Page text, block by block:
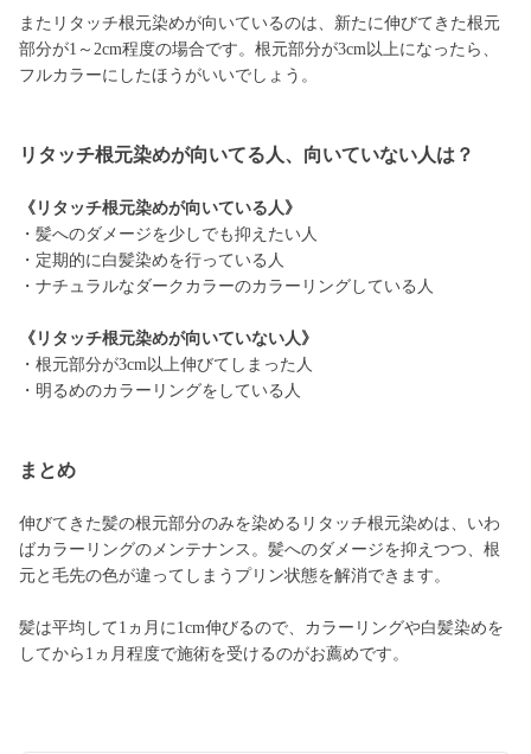
またリタッチ根元染めが向いているのは、新たに伸びてきた根元
部分が1～2cm程度の場合です。根元部分が3cm以上になったら、
フルカラーにしたほうがいいでしょう。
リタッチ根元染めが向いてる人、向いていない人は？
《リタッチ根元染めが向いている人》
・髪へのダメージを少しでも抑えたい人
・定期的に白髪染めを行っている人
・ナチュラルなダークカラーのカラーリングしている人
《リタッチ根元染めが向いていない人》
・根元部分が3cm以上伸びてしまった人
・明るめのカラーリングをしている人
まとめ
伸びてきた髪の根元部分のみを染めるリタッチ根元染めは、いわ
ばカラーリングのメンテナンス。髪へのダメージを抑えつつ、根
元と毛先の色が違ってしまうプリン状態を解消できます。
髪は平均して1ヵ月に1cm伸びるので、カラーリングや白髪染めを
してから1ヵ月程度で施術を受けるのがお薦めです。